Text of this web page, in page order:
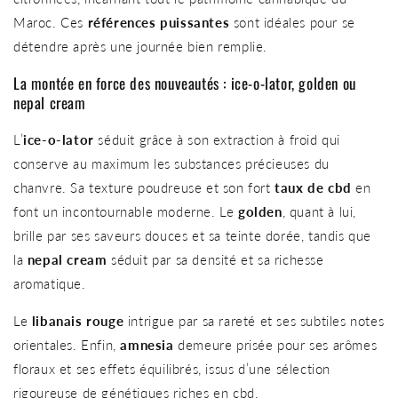
Maroc. Ces références puissantes sont idéales pour se
détendre après une journée bien remplie.
La montée en force des nouveautés : ice-o-lator, golden ou
nepal cream
L’ice-o-lator séduit grâce à son extraction à froid qui
conserve au maximum les substances précieuses du
chanvre. Sa texture poudreuse et son forttaux de cbd en
font un incontournable moderne. Legolden , quant à lui,
brille par ses saveurs douces et sa teinte dorée, tandis que
la nepal cream séduit par sa densité et sa richesse
aromatique.
Le libanais rouge intrigue par sa rareté et ses subtiles notes
orientales. Enfin,amnesia demeure prisée pour ses arômes
floraux et ses effets équilibrés, issus d’une sélection
rigoureuse de génétiques riches en cbd.